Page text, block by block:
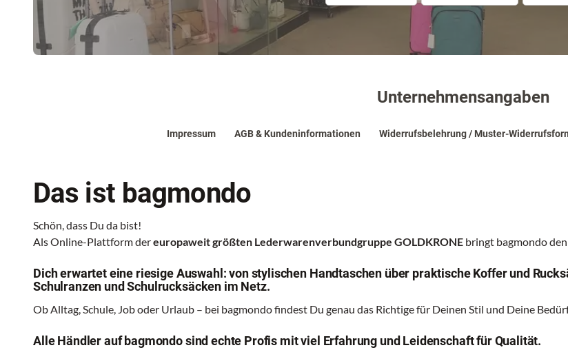
Unternehmensangaben
Impressum AGB & Kundeninformationen Widerrufsbelehrung / Muster-
Das ist bagmondo
Schön, dass Du da bist!
Als Online-Plattform dereuropaweit größten Lederwarenverbundgruppe GOLDKRONE bringt bagmondo
Dich erwartet eine riesige Auswahl: von stylischen Handtaschen über praktische Koffer und
Schulranzen und Schulrucksäcken im Netz.
Ob Alltag, Schule, Job oder Urlaub – bei bagmondo findest Du genau das Richtige für Deinen Stil und Deine
Alle Händler auf bagmondo sind echte Profis mit viel Erfahrung und Leidenschaft für Qualität.